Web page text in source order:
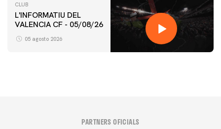
CLUB
L'INFORMATIU DEL
VALENCIA CF - 05/08/26
05 agosto 2026
PARTNERS OFICIALS